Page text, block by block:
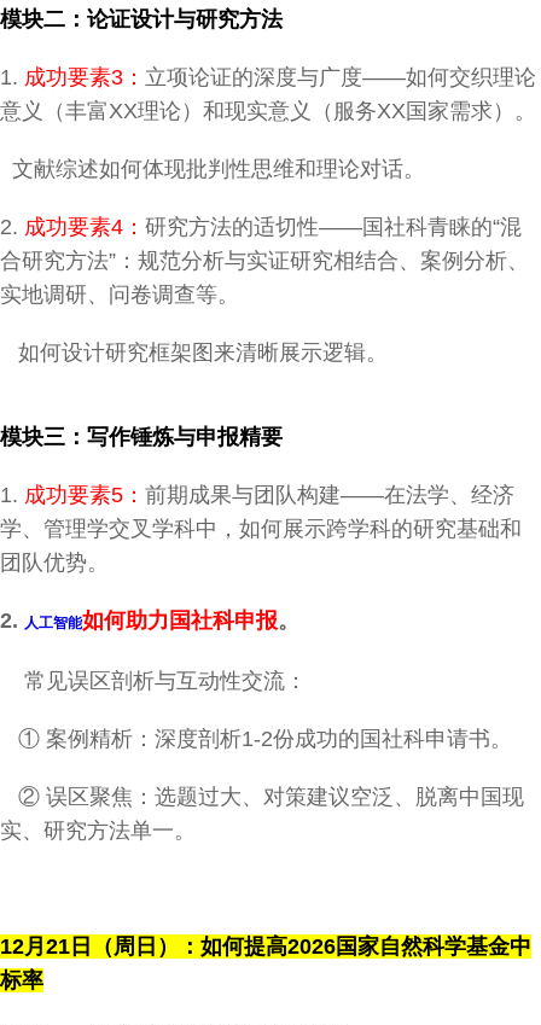
模块二：论证设计与研究方法
1. 成功要素3： 立项论证的深度与广度——如何交织理论
意义（丰富XX理论）和现实意义（服务XX国家需求）。
文献综述如何体现批判性思维和理论对话。
2. 成功要素4： 研究方法的适切性——国社科青睐的“混
合研究方法”：规范分析与实证研究相结合、案例分析、
实地调研、问卷调查等。
如何设计研究框架图来清晰展示逻辑。
模块三：写作锤炼与申报精要
1. 成功要素5： 前期成果与团队构建——在法学、经济
学、管理学交叉学科中，如何展示跨学科的研究基础和
团队优势。
2. 人工智能如何助力国社科申报。
常见误区剖析与互动性交流：
① 案例精析：深度剖析1-2份成功的国社科申请书。
② 误区聚焦：选题过大、对策建议空泛、脱离中国现
实、研究方法单一。
12月21日（周日）：如何提高2026国家自然科学基金中
标率